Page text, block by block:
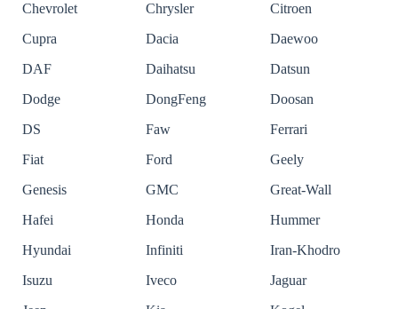
Chevrolet
Chrysler
Citroen
Cupra
Dacia
Daewoo
DAF
Daihatsu
Datsun
Dodge
DongFeng
Doosan
DS
Faw
Ferrari
Fiat
Ford
Geely
Genesis
GMC
Great-Wall
Hafei
Honda
Hummer
Hyundai
Infiniti
Iran-Khodro
Isuzu
Iveco
Jaguar